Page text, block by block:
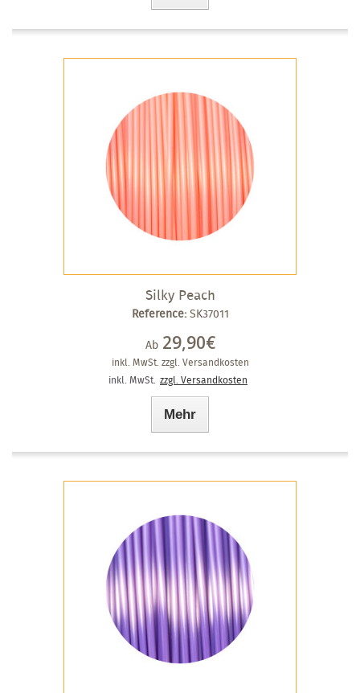
Silky Peach
Reference: SK37011
Ab 29,90€
inkl. MwSt. zzgl. Versandkosten
inkl. MwSt. zzgl. Versandkosten
Mehr